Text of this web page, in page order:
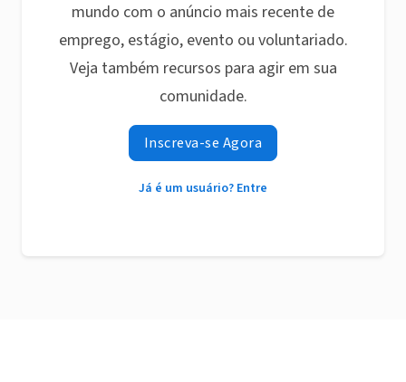
mundo com o anúncio mais recente de
emprego, estágio, evento ou voluntariado.
Veja também recursos para agir em sua
comunidade.
Inscreva-se Agora
Já é um usuário? Entre